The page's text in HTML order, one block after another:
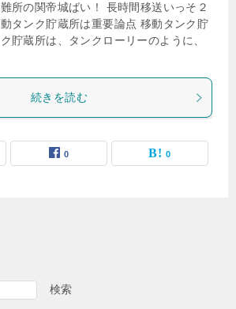
所の関帝城ばい！ 長時間移送いっそ２
タンク貯蔵所は重要論点 移動タンク貯
貯蔵所は、タンクローリーのように、
続きを読む
0 0
検索